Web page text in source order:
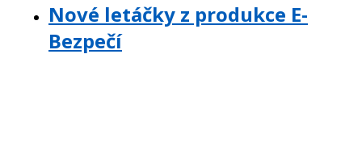
Nové letáčky z produkce E-
Bezpečí